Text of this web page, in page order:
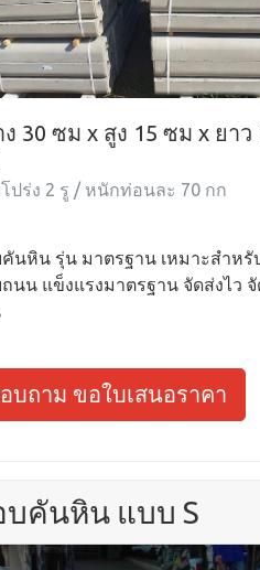
ง 30 ซม x สูง 15 ซม x ยาว
ปร่ง 2 รู / หนักท่อนละ 70 กก
นหิน รุ่น มาตรฐาน เหมาะสำหรั
นน แข็งแรงมาตรฐาน จัดส่งไว จั
บถาม ขอใบเสนอราคา
บคันหิน แบบ S